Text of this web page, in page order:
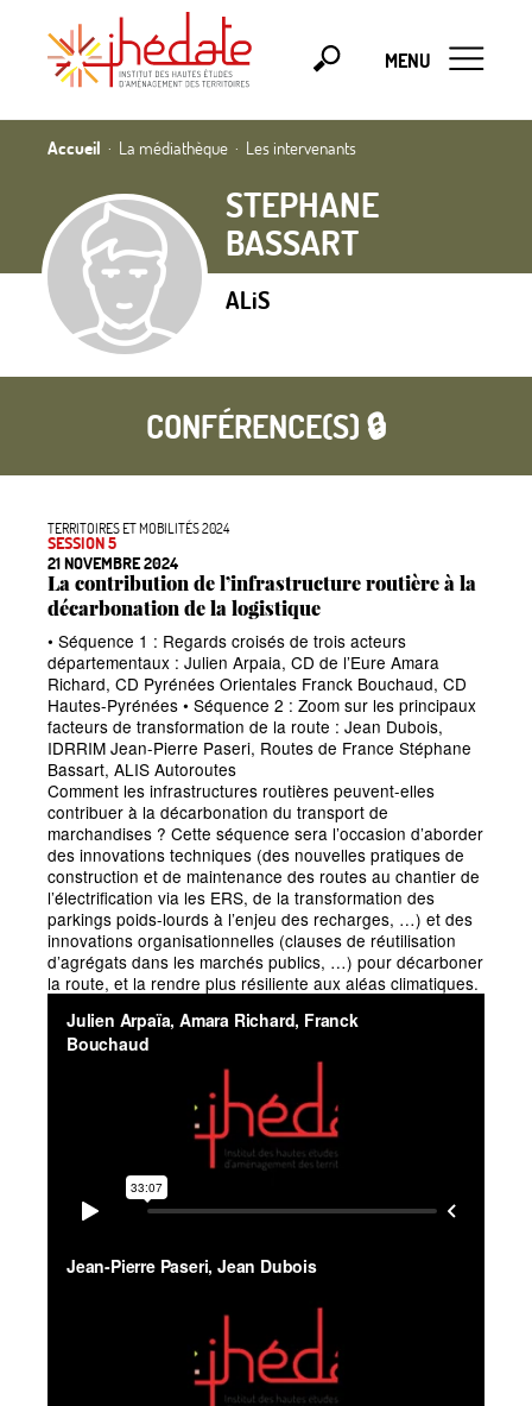
MENU
Accueil La médiathèque Les intervenants
STEPHANE
BASSART
ALiS
CONFÉRENCE(S) 🔒
TERRITOIRES ET MOBILITÉS 2024
SESSION 5
21 NOVEMBRE 2024
La contribution de l’infrastructure routière à la
décarbonation de la logistique
• Séquence 1 : Regards croisés de trois acteurs
départementaux : Julien Arpaia, CD de l’Eure Amara
Richard, CD Pyrénées Orientales Franck Bouchaud, CD
Hautes-Pyrénées • Séquence 2 : Zoom sur les principaux
facteurs de transformation de la route : Jean Dubois,
IDRRIM Jean-Pierre Paseri, Routes de France Stéphane
Bassart, ALIS Autoroutes
Comment les infrastructures routières peuvent-elles
contribuer à la décarbonation du transport de
marchandises ? Cette séquence sera l’occasion d’aborder
des innovations techniques (des nouvelles pratiques de
construction et de maintenance des routes au chantier de
l’électrification via les ERS, de la transformation des
parkings poids-lourds à l’enjeu des recharges, …) et des
innovations organisationnelles (clauses de réutilisation
d’agrégats dans les marchés publics, …) pour décarboner
la route, et la rendre plus résiliente aux aléas climatiques.